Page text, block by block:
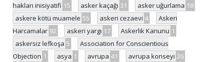
hakları inisiyatifi 15 asker kaçağı 31 asker uğurlama 18
askere kötü muamele 55 askeri cezaevi 4
Askeri
Harcamalar 92 askeri yargı 17 Askerlik Kanunu 1
askersiz lefkoşa 5
Association for Conscientious
Objection 1 asya 1 avrupa 41 avrupa konseyi 26